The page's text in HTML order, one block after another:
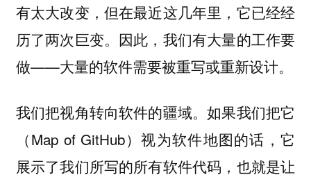
有太大改变，但在最近这几年里，它已经经
历了两次巨变。因此，我们有大量的工作要
做——大量的软件需要被重写或重新设计。
我们把视角转向软件的疆域。如果我们把它
（Map of GitHub）视为软件地图的话，它
展示了我们所写的所有软件代码，也就是让